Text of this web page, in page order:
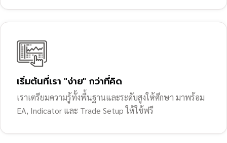
เริ่มต้นที่เรา "ง่าย" กว่าที่คิด
เราเตรียมความรู้ทั้งพื้นฐานและระดับสูงให้ศึกษา มาพร้อม
EA, Indicator และ Trade Setup ให้ใช้ฟรี